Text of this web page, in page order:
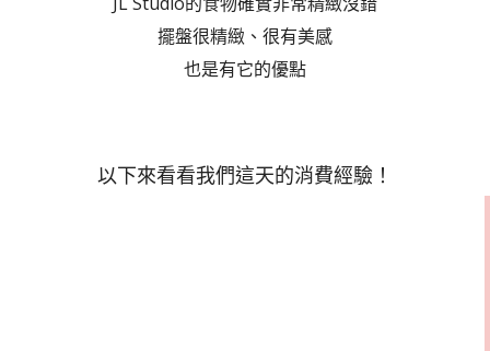
擺盤很精緻、很有美感
也是有它的優點
以下來看看我們這天的消費經驗！